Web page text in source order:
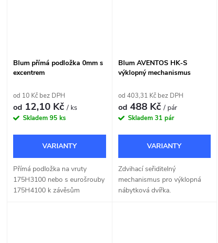
Blum přímá podložka 0mm s
excentrem
od 10 Kč bez DPH
od 12,10 Kč/ ks
Skladem 95 ks
Přímá podložka na vruty
175H3100 nebo s eurošrouby
175H4100 k závěsům
Blum AVENTOS HK-S
výklopný mechanismus
od 403,31 Kč bez DPH
od 488 Kč/ pár
Skladem 31 pár
Zdvihací seřiditelný
mechanismus pro výklopná
nábytková dvířka.